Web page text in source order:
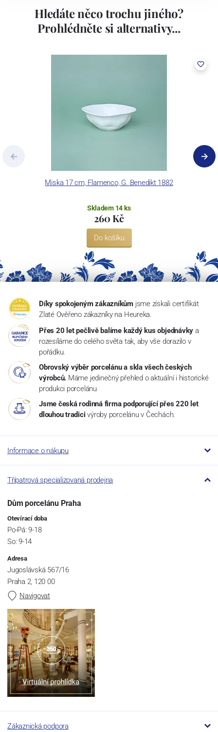
Hledáte něco trochu jiného?
Prohlédněte si alternativy...
Miska 17 cm, Flamenco, G. Benedikt 1882
Skladem 14 ks
260 Kč
Do košíku
Díky spokojeným zákazníkům jsme získali certifikát
Zlaté Ověřeno zákazníky na Heureka.
Přes 20 let pečlivě balíme každý kus objednávky a
rozesíláme do celého světa tak, aby vše dorazilo v
pořádku.
Obrovský výběr porcelánu a skla všech českých
výrobců. Máme jedinečný přehled o aktuální i historické
produkci porcelánu
Jsme česká rodinná firma podporující přes 220 let
dlouhou tradici výroby porcelánu v Čechách.
Informace o nákupu
Třípatrová specializovaná prodejna
Dům porcelánu Praha
Otevírací doba
Po-Pá: 9-18
So: 9-14
Adresa
Jugoslávská 567/16
Praha 2, 120 00
Navigovat
Zákaznická podpora